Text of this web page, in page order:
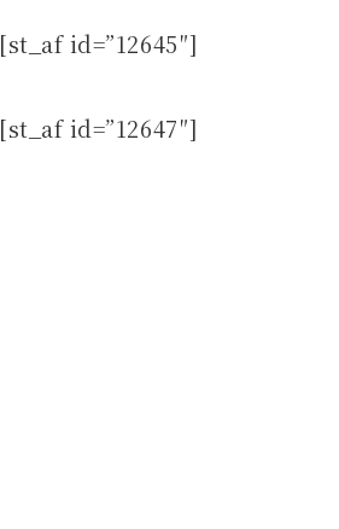
[st_af id=”12645″]
[st_af id=”12647″]